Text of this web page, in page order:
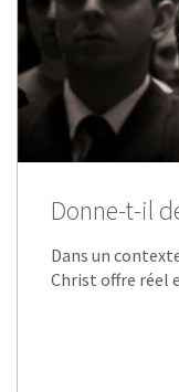
Donne-t-il
Dans un
Christ offre réel